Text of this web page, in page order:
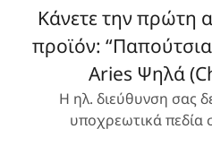
Κάνετε την πρώτη
προϊόν:
Aries Ψηλά
Η ηλ. διεύθυνση σας
υποχρεωτικά πεδία